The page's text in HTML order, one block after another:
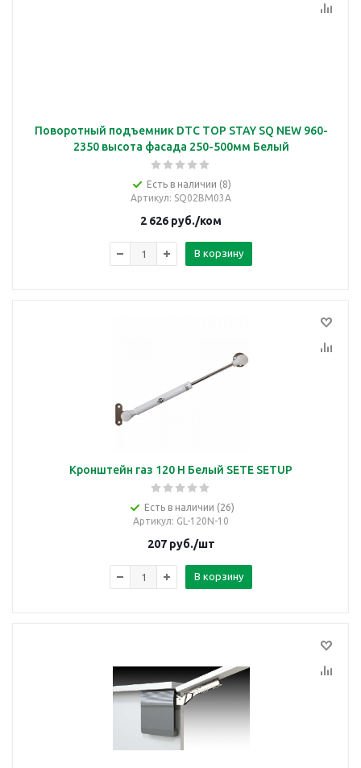
Поворотный подъемник DTC TOP STAY SQ NEW 960-
2350 высота фасада 250-500мм Белый
Есть в наличии (8)
Артикул: SQ02BM03A
2 626 руб./ком
В корзину
Кронштейн газ 120 Н Белый SETE SETUP
Есть в наличии (26)
Артикул: GL-120N-10
207руб./шт
В корзину